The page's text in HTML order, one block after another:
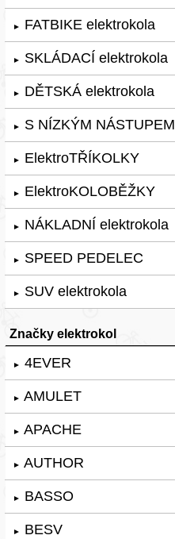
► FATBIKE elektrokola
► SKLÁDACÍ elektrokola
► DĚTSKÁ elektrokola
► S NÍZKÝM NÁSTUPEM
► ElektroTŘÍKOLKY
► ElektroKOLOBĚŽKY
► NÁKLADNÍ elektrokola
► SPEED PEDELEC
► SUV elektrokola
Značky elektrokol
► 4EVER
► AMULET
► APACHE
► AUTHOR
► BASSO
► BESV